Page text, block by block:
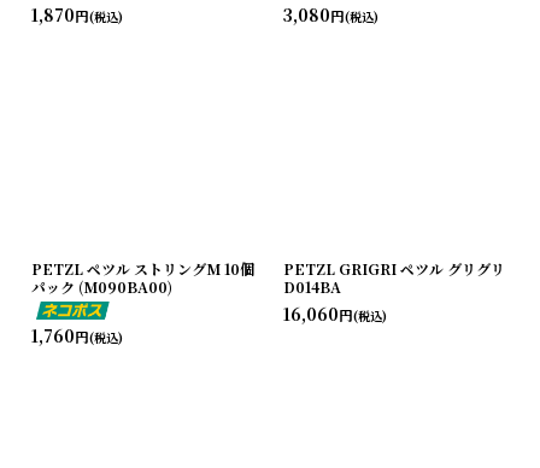
1,870円(税込) 3,080円(税込)
PETZL ペツル ストリングM 10個
パック (M090BA00)
1,760円(税込)
PETZL GRIGRI ペツル グリグリ
D014BA
16,060円(税込)